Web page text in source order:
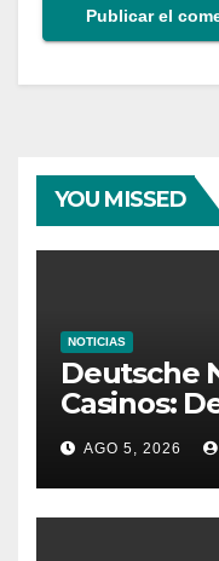
YOU MISSED
NOTICIAS
Deutsche
Casinos:
Ratgeber
AGO 5, 2026